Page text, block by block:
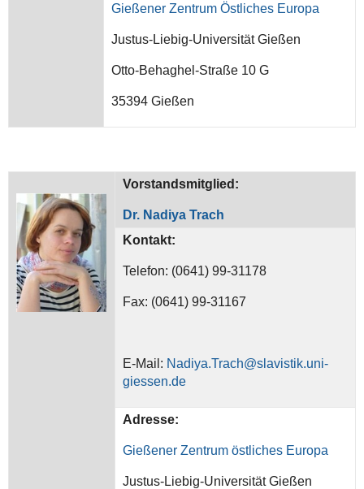
Gießener Zentrum Östliches Europa
Justus-Liebig-Universität Gießen
Otto-Behaghel-Straße 10 G
35394 Gießen
Vorstandsmitglied:
Dr. Nadiya Trach
Kontakt:
Telefon: (0641) 99-31178
Fax: (0641) 99-31167
E-Mail: Nadiya.Trach@slavistik.uni-
giessen.de
Adresse:
Gießener Zentrum östliches Europa
Justus-Liebig-Universität Gießen